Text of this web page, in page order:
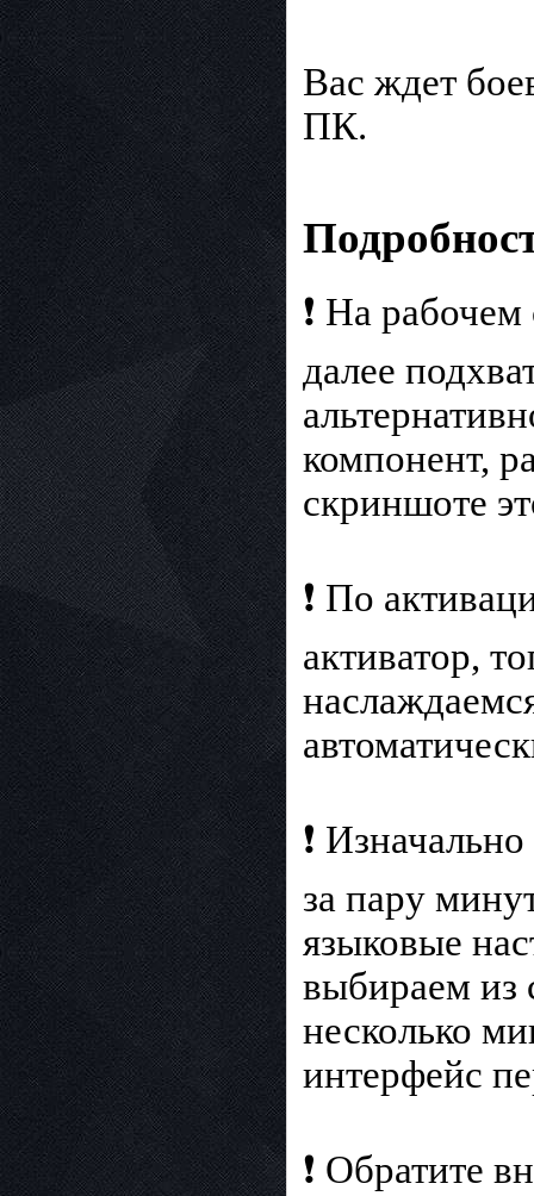
Вас ждет
ПК.
❗ На
далее
компонент,
скриншоте
❗ По
активатор,
❗
за пару
языковые
выбираем из
несколько
интерфейс
❗ Обратите